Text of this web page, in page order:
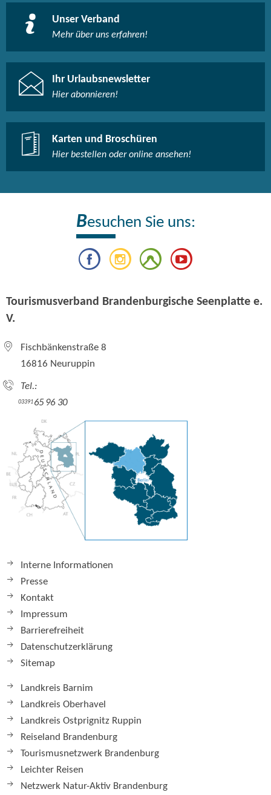
Unser Verband
Mehr über uns erfahren!
Ihr Urlaubsnewsletter
Hier abonnieren!
Karten und Broschüren
Hier bestellen oder online ansehen!
Besuchen Sie uns:
Tourismusverband Brandenburgische Seenplatte e.
V.
Fischbänkenstraße 8
16816 Neuruppin
Tel.:
0339165 96 30
Interne Informationen
Presse
Kontakt
Impressum
Barrierefreiheit
Datenschutzerklärung
Sitemap
Landkreis Barnim
Landkreis Oberhavel
Landkreis Ostprignitz Ruppin
Reiseland Brandenburg
Tourismusnetzwerk Brandenburg
Leichter Reisen
Netzwerk Natur-Aktiv Brandenburg